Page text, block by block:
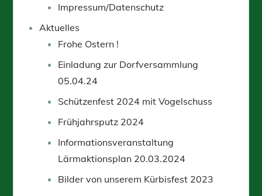
Impressum/Datenschutz
Aktuelles
Frohe Ostern !
Einladung zur Dorfversammlung
05.04.24
Schützenfest 2024 mit Vogelschuss
Frühjahrsputz 2024
Informationsveranstaltung
Lärmaktionsplan 20.03.2024
Bilder von unserem Kürbisfest 2023